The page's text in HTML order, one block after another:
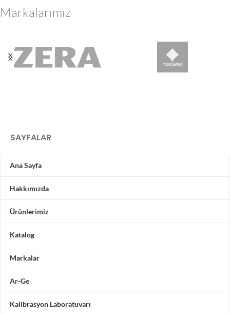
Markalarımız
SAYFALAR
Ana Sayfa
Hakkımızda
Ürünlerimiz
Katalog
Markalar
Ar-Ge
Kalibrasyon Laboratuvarı